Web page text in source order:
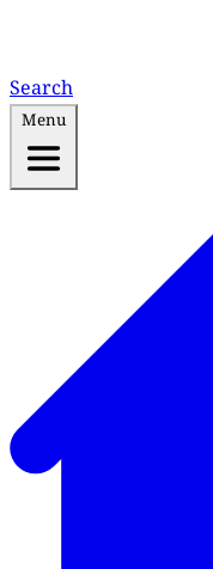
Search
Menu